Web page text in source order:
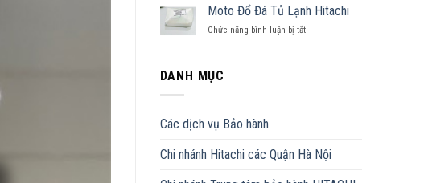
–
Các
Tủ
Hitachi
Moto Đổ Đá Tủ Lạnh Hitachi
Chức năng bình luận bị tắtở
DANH MỤC
Các dịch vụ Bảo hành
Chi nhánh Hitachi các Quận Hà Nội